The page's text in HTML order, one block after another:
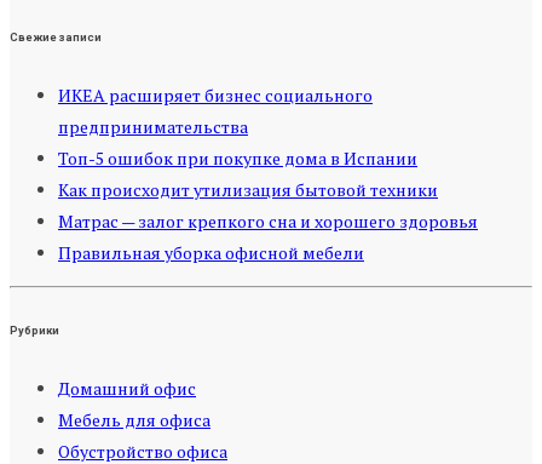
Свежие записи
ИКЕА расширяет бизнес социального
предпринимательства
Топ-5 ошибок при покупке дома в Испании
Как происходит утилизация бытовой техники
Матрас — залог крепкого сна и хорошего здоровья
Правильная уборка офисной мебели
Рубрики
Домашний офис
Мебель для офиса
Обустройство офиса